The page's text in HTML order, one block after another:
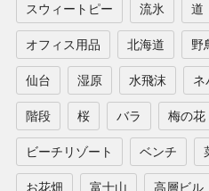
スウィートピー 流氷 道
オフィス用品 北海道 野
仙台 湿原 水飛沫 ネ
階段 桜 バラ 梅の花
ビーチリゾート ベンチ
お花畑 富士山 高層ビル